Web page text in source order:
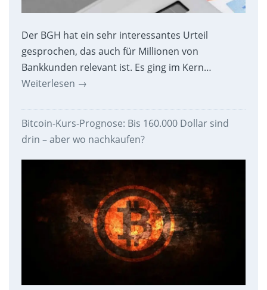
Der BGH hat ein sehr interessantes Urteil
gesprochen, das auch für Millionen von
Bankkunden relevant ist. Es ging im Kern…
Weiterlesen →
Bitcoin-Kurs-Prognose: Bis 160.000 Dollar sind
drin – aber wo nachkaufen?